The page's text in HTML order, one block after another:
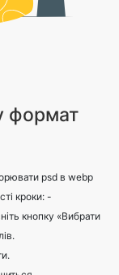
формат
psd в webp
кроки: -
кнопку «Вибрати
перетворений
таку ж якість, як і